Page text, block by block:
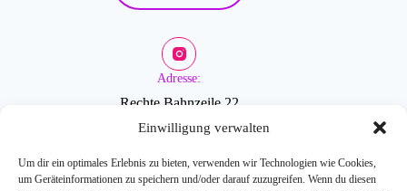
Einwilligung verwalten
Um dir ein optimales Erlebnis zu bieten, verwenden wir Technologien wie Cookies,
um Geräteinformationen zu speichern und/oder darauf zuzugreifen. Wenn du diesen
Adresse:
Rechte Bahnzeile 22
Öffnungszeiten: